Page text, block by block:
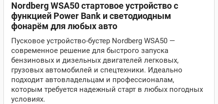
Nordberg WSA50 стартовое устройство с
функцией Power Bank и светодиодным
фонарём для любых авто
Пусковое устройство-бустер Nordberg WSA50 —
современное решение для быстрого запуска
бензиновых и дизельных двигателей легковых,
грузовых автомобилей и спецтехники. Идеально
подходит автовладельцам и профессионалам,
которым требуется надежный старт в любых погодных
условиях.